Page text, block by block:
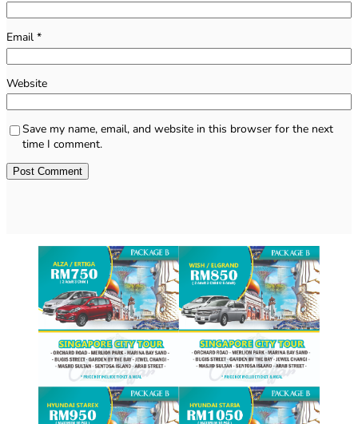
Email *
Website
Save my name, email, and website in this browser for the next
time I comment.